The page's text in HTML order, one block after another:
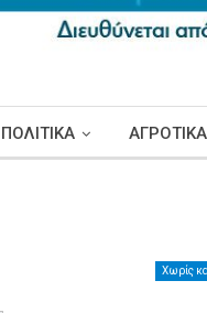
ΠΟΛΙΤΙΚΑ ΑΓΡΟΤΙΚΑ
Χωρίς